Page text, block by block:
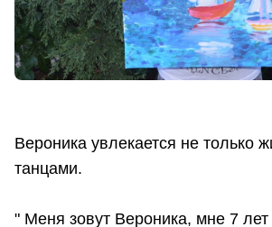
Вероника увлекается не только
танцами.
" Меня зовут Вероника, мне 7 лет